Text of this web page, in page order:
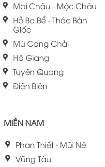
Mai Châu - Mộc Châu
Hồ Ba Bể - Thác Bản
Giốc
Mù Cang Chải
Hà Giang
Tuyên Quang
Điện Biên
MIỀN NAM
Phan Thiết - Mũi Né
Vũng Tàu